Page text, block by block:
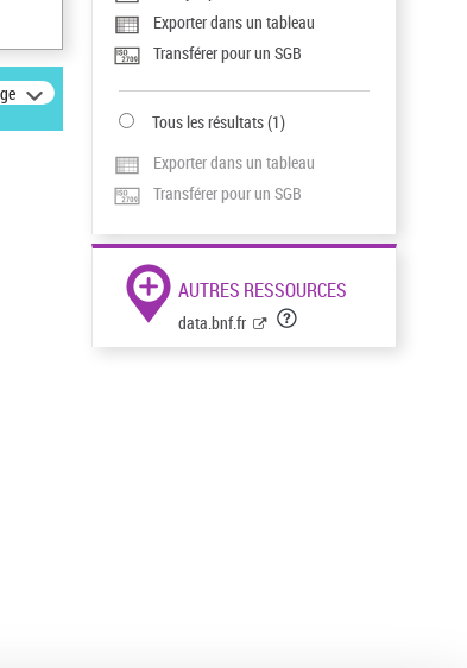
Exporter dans un tableau
Transférer pour un SGB
Tous les résultats(1)
Exporter dans un tableau
Transférer pour un SGB
AUTRES RESSOURCES
data.bnf.fr